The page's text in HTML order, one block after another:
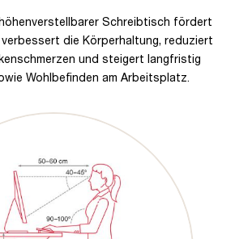
Schreibtisch fördert
die Körperhaltung, reduziert
und steigert langfristig
Wohlbefinden am Arbeitsplatz.